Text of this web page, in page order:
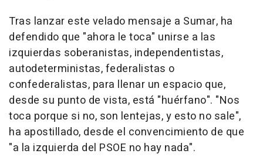
Tras lanzar este velado mensaje a Sumar, ha
defendido que "ahora le toca" unirse a las
izquierdas soberanistas, independentistas,
autodeterministas, federalistas o
confederalistas, para llenar un espacio que,
desde su punto de vista, está "huérfano". "Nos
toca porque si no, son lentejas, y esto no sale",
ha apostillado, desde el convencimiento de que
"a la izquierda del PSOE no hay nada".